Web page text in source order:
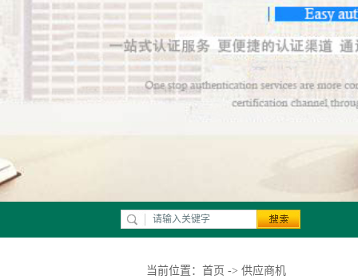
当前位置： 首页 -> 供应商机